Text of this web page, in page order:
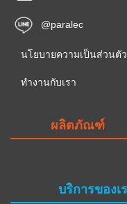
@paralec
นโยบายความเป็นส่วนตัว
ทำงานกับเรา
ผลิตภัณฑ์
บริการของเ